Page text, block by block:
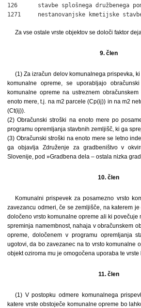
126      stavbe splošnega družbenega
1271     nestanovanjske kmetijske
Za vse ostale vrste objektov se določi faktor
9. člen
(1) Za izračun delov komunalnega prispevka,
komunalne opreme, se uporabljajo
komunalne opreme na ustreznem
enoto mere, t.j. na m2 parcele (Cp(ij)) in na m2
(Ct(ij)).
(2) Obračunski stroški na enoto mere po
programu opremljanja stavbnih zemljišč, ki ga
(3) Obračunski stroški na enoto mere se letno
ga objavlja Združenje za gradbeništvo v
Slovenije, pod »Gradbena dela – ostala nizka
10. člen
Komunalni prispevek za posamezno vrsto
zavezancu odmeri, če se zemljišče, na katerem
določeno vrsto komunalne opreme ali ki povečuje
spreminja namembnost, nahaja v obračunskem
opreme, določenem v programu opremljanja
ugotovi, da bo zavezanec na to vrsto komunalne
objekt oziroma mu je omogočena uporaba te vrste
11. člen
(1) V postopku odmere komunalnega
katere vrste obstoječe komunalne opreme bo